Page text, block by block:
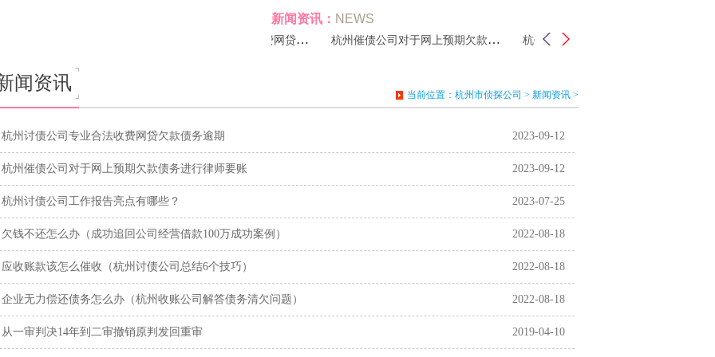
新闻资讯： NEWS
杭州讨债公司专业合法收费网贷欠款债务 杭州催债公司对于网上预期欠款债务进行 杭州讨债公司工作报告亮点有哪些？
闻资讯
当前位置： 杭州市侦探公司 > 新闻资讯 >
杭州讨债公司专业合法收费网贷欠款债务逾期 2023-09-12
杭州催债公司对于网上预期欠款债务进行律师要账 2023-09-12
杭州讨债公司工作报告亮点有哪些？ 2023-07-25
欠钱不还怎么办（成功追回公司经营借款100万成功案例） 2022-08-18
应收账款该怎么催收（杭州讨债公司总结6个技巧） 2022-08-18
企业无力偿还债务怎么办（杭州收账公司解答债务清欠问题） 2022-08-18
从一审判决14年到二审撤销原判发回重审 2019-04-10